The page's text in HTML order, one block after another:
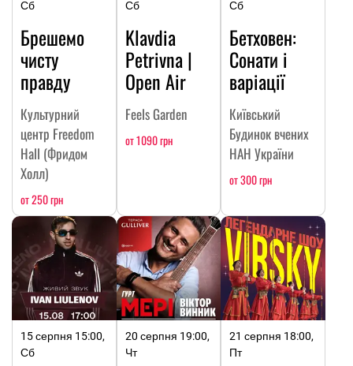
Сб
Брешемо
чисту
правду
Культурний
центр Freedom
Hall (Фридом
Холл)
от 250 грн
Сб
Klavdia
Petrivna |
Open Air
Feels Garden
от 1090 грн
Сб
Бетховен:
Сонати і
варіації
Київський
Будинок вчених
НАН України
от 300 грн
15 серпня 15:00,
Сб
20 серпня 19:00,
Чт
21 серпня 18:00,
Пт